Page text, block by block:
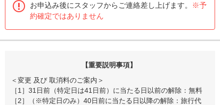
お申込み後にスタッフからご連絡差し上げます。
※予
約確定ではありません
【重要説明事項】
＜変更 及び 取消料のご案内＞
［1］31日前（特定日は41日前）に当たる日以前の解除：無料
［2］（※特定日のみ）40日前に当たる日以降の解除：旅行代